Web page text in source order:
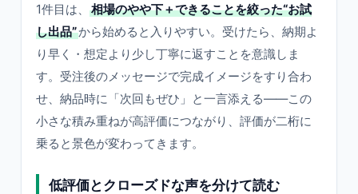
1件目は、
相場のやや下＋できることを絞った“お試
し出品”から始めると入りやすい。受けたら、納期よ
り早く・想定より少し丁寧に返すことを意識しま
す。受注後のメッセージで完成イメージをすり合わ
せ、納品時に「次回もぜひ」と一言添える——この
小さな積み重ねが高評価につながり、評価が二桁に
乗ると景色が変わってきます。
低評価とクローズドな声を分けて読む